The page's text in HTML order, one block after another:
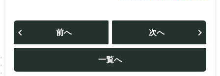
投
ビ
ー
シ
ョ
前へ
一覧へ
次へ